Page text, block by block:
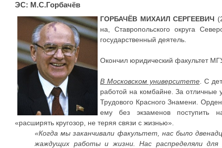
ЭС: М.С.Горбачёв
ГОРБАЧЁВ МИХАИЛ СЕРГЕЕВИЧ
на, Ставропольского округа
государственный деятель.
Окончил юридический факультет
В Московском университете. С
работой на комбайне. За отличные
Трудового Красного Знамени.
ему без экзаменов поступить
«расширять кругозор, не теряя связи с жизнью».
«Когда мы заканчивали факультет, нас было
жаждущих работы и жизни. Нас распределяли